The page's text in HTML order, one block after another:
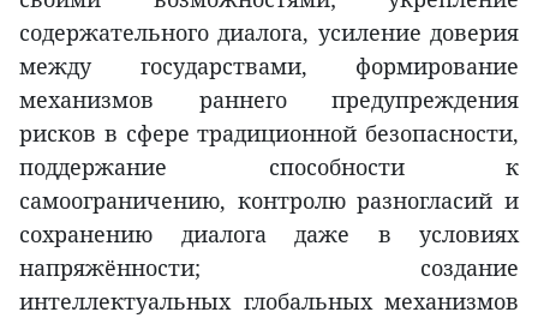
содержательного диалога, усиление доверия
между государствами, формирование
механизмов раннего предупреждения
рисков в сфере традиционной безопасности,
поддержание способности к
самоограничению, контролю разногласий и
сохранению диалога даже в условиях
напряжённости; создание
интеллектуальных глобальных механизмов